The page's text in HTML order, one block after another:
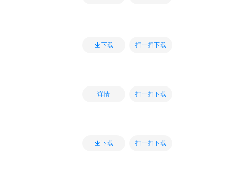
下载 扫一扫下载
详情 扫一扫下载
下载 扫一扫下载